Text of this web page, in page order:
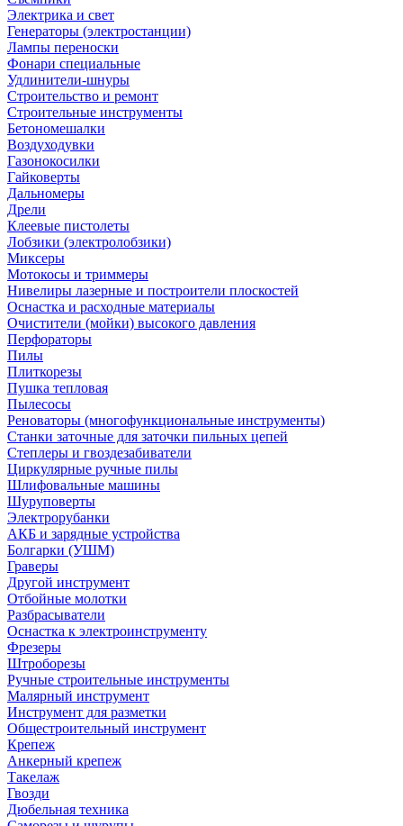
Электрика и свет
Генераторы (электростанции)
Лампы переноски
Фонари специальные
Удлинители-шнуры
Строительство и ремонт
Строительные инструменты
Бетономешалки
Воздуходувки
Газонокосилки
Гайковерты
Дальномеры
Дрели
Клеевые пистолеты
Лобзики (электролобзики)
Миксеры
Мотокосы и триммеры
Нивелиры лазерные и построители плоскостей
Оснастка и расходные материалы
Очистители (мойки) высокого давления
Перфораторы
Пилы
Плиткорезы
Пушка тепловая
Пылесосы
Реноваторы (многофункциональные инструменты)
Станки заточные для заточки пильных цепей
Степлеры и гвоздезабиватели
Циркулярные ручные пилы
Шлифовальные машины
Шуруповерты
Электрорубанки
АКБ и зарядные устройства
Болгарки (УШМ)
Граверы
Другой инструмент
Отбойные молотки
Разбрасыватели
Оснастка к электроинструменту
Фрезеры
Штроборезы
Ручные строительные инструменты
Малярный инструмент
Инструмент для разметки
Общестроительный инструмент
Крепеж
Анкерный крепеж
Такелаж
Гвозди
Дюбельная техника